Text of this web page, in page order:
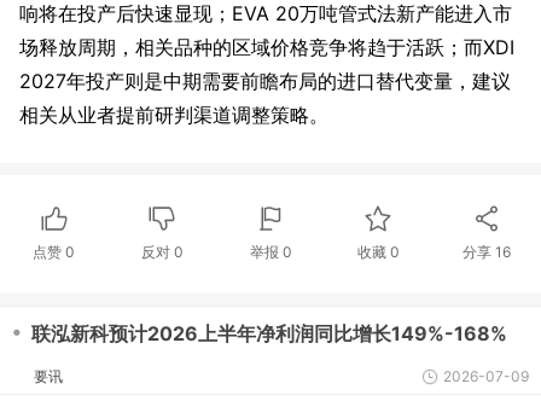
响将在投产后快速显现；EVA 20万吨管式法新产能进入市
场释放周期，相关品种的区域价格竞争将趋于活跃；而XDI
2027年投产则是中期需要前瞻布局的进口替代变量，建议
相关从业者提前研判渠道调整策略。
点赞0 反对 0 举报 0 收藏 0 分享16
・ 联泓新科预计2026上半年净利润同比增长149%-168%
要讯 2026-07-09